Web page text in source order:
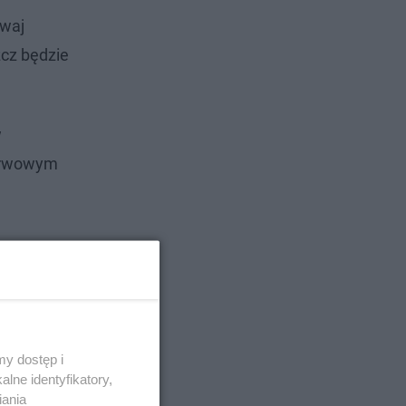
będzie
dostęp i
identyfikatory,